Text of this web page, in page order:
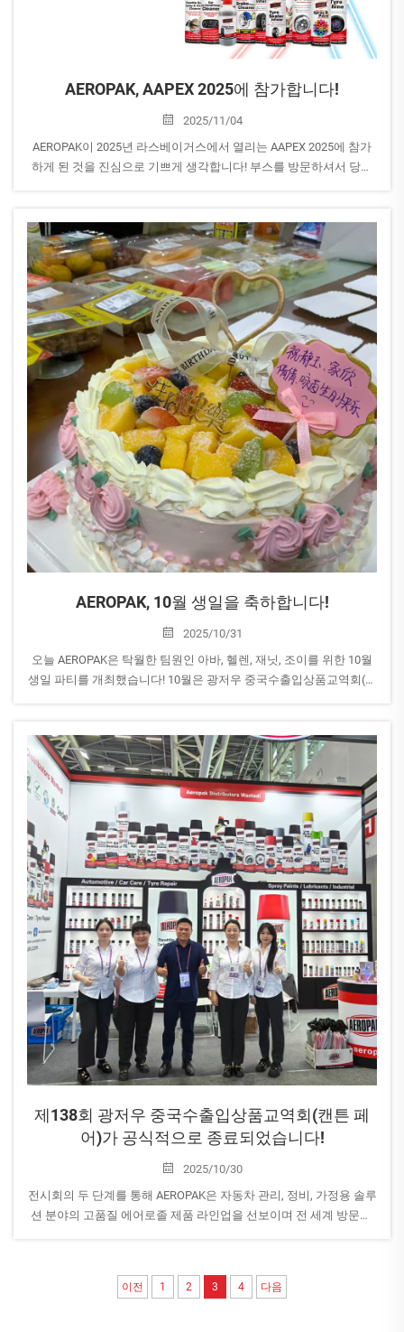
AEROPAK, AAPEX 2025에 참가합니다!
2025/11/04
AEROPAK이 2025년 라스베이거스에서 열리는 AAPEX 2025에 참가
하게 된 것을 진심으로 기쁘게 생각합니다! 부스를 방문하셔서 당사
AEROPAK, 10월 생일을 축하합니다!
2025/10/31
오늘 AEROPAK은 탁월한 팀원인 아바, 헬렌, 재닛, 조이를 위한 10월
생일 파티를 개최했습니다! 10월은 광저우 중국수출입상품교역회(캔
제138회 광저우 중국수출입상품교역회(캔튼 페
어)가 공식적으로 종료되었습니다!
2025/10/30
전시회의 두 단계를 통해 AEROPAK은 자동차 관리, 정비, 가정용 솔루
션 분야의 고품질 에어로졸 제품 라인업을 선보이며 전 세계 방문객,
이전 1 2 3 4 다음